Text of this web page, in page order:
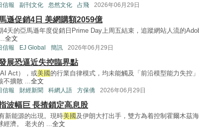
信報 副刊文化 忽然文化 占飛 2026年06月29日
遜促銷4日 美網購額2059億
4天的亞馬遜年度促銷日Prime Day上周五結束，追蹤網站人流的
全文
信報 EJ Global 簡訊 2026年06月29日
展恐逼近失控臨界點
AI Act），或美國 的行業自律模式，均未能觸及「前沿模型能力失控
不擴散 ... 全文
信報 財經新聞 科網人語 方保僑 2026年06月29日
波幅巨 長揸鎖定高息股
有新能源的出現。現時美國 及伊朗大打出手，雙方為着控制霍爾木茲
經濟。 老夫的 ... 全文